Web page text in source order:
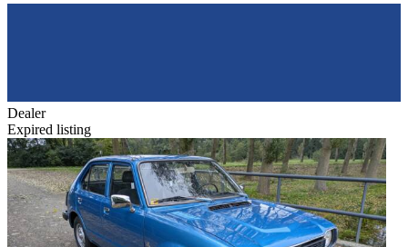
Dealer
Expired listing